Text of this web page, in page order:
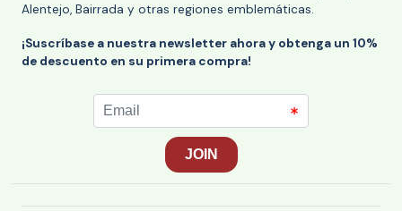
Alentejo, Bairrada y otras regiones emblemáticas.
¡Suscríbase a nuestra newsletter ahora y obtenga un 10%
de descuento en su primera compra!